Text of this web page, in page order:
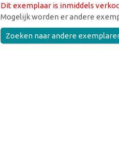
Dit exemplaar is inmiddels
Mogelijk worden er andere
Zoeken naar andere